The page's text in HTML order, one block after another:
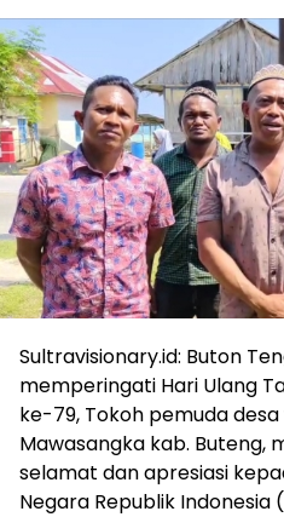
Sultravisionary.id: Buton
memperingati Hari Ulang
ke-79, Tokoh pemuda
Mawasangka kab. Buteng,
selamat dan apresiasi
Negara Republik Indonesia